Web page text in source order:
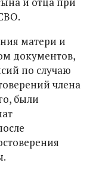
матери и
документов,
по случаю
члена
были